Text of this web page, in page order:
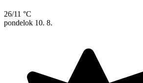
26/11 °C
pondelok 10. 8.